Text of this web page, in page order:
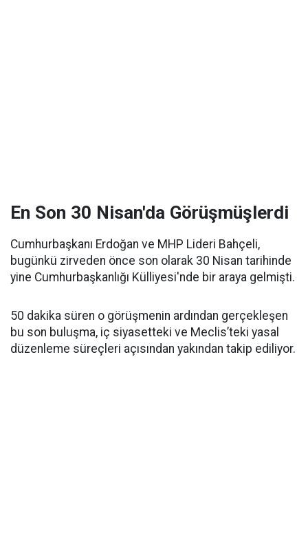
En Son 30 Nisan'da Görüşmüşlerdi
Cumhurbaşkanı Erdoğan ve MHP Lideri Bahçeli,
bugünkü zirveden önce son olarak 30 Nisan tarihinde
yine Cumhurbaşkanlığı Külliyesi'nde bir araya gelmişti.
50 dakika süren o görüşmenin ardından gerçekleşen
bu son buluşma, iç siyasetteki ve Meclis’teki yasal
düzenleme süreçleri açısından yakından takip ediliyor.